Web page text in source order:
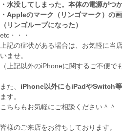
・水没してしまった。本体の電源がつか
・Appleのマーク（リンゴマーク）の
（リンゴループになった）
etc・・・
上記の症状がある場合は、お気軽に当
いませ。
（上記以外のiPhoneに関するご不便で
また、 iPhone以外にもiPadやSwitch
ます。
こちらもお気軽にご相談ください＾＾
皆様のご来店をお待ちしております。